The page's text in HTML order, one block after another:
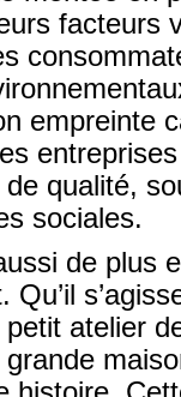
facteurs
empreinte
qualité,
sociales.
de plus
atelier